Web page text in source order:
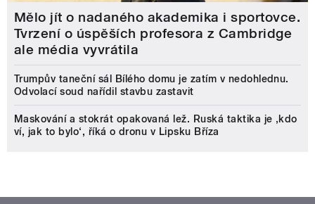
Mělo jít o nadaného akademika i sportovce.
Tvrzení o úspěších profesora z Cambridge
ale média vyvrátila
Trumpův taneční sál Bílého domu je zatím v nedohlednu.
Odvolací soud nařídil stavbu zastavit
Maskování a stokrát opakovaná lež. Ruská taktika je ‚kdo
ví, jak to bylo‘, říká o dronu v Lipsku Bříza